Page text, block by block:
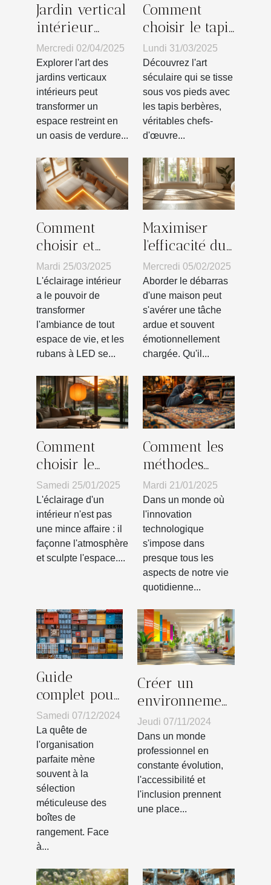
Jardin vertical
intérieur
secrets d'une
installation
réussie pour
espaces
réduits
Mercredi 02/04/2025
Explorer l'art des
jardins verticaux
intérieurs peut
transformer un
espace restreint en
un oasis de verdure...
Comment
choisir le tapis
berbère
parfait pour
votre
intérieur
Lundi 31/03/2025
Découvrez l'art
séculaire qui se tisse
sous vos pieds avec
les tapis berbères,
véritables chefs-
d'œuvre...
Comment
choisir et
installer
efficacement
des rubans à
LED pour
votre
intérieur
Mardi 25/03/2025
L'éclairage intérieur
a le pouvoir de
transformer
l'ambiance de tout
espace de vie, et les
rubans à LED se...
Maximiser
l'efficacité du
débarras de
maison avec
un service
professionnel
Mercredi 05/02/2025
Aborder le débarras
d'une maison peut
s'avérer une tâche
ardue et souvent
émotionnellement
chargée. Qu'il...
Comment
choisir le
luminaire
idéal pour
chaque pièce
de la maison
Samedi 25/01/2025
L'éclairage d'un
intérieur n'est pas
une mince affaire : il
façonne l'atmosphère
et sculpte l'espace....
Comment les
méthodes
traditionnelles
préservent la
qualité des
tapis anciens
Mardi 21/01/2025
Dans un monde où
l'innovation
technologique
s'impose dans
presque tous les
aspects de notre vie
quotidienne...
Guide
complet pour
choisir la
bonne boîte
de
rangement
selon vos
besoins
Samedi 07/12/2024
La quête de
l'organisation
parfaite mène
souvent à la
sélection
méticuleuse des
boîtes de
rangement. Face
à...
Créer un
environnement
de travail
inclusif grâce à
une
signalétique
adaptée
Jeudi 07/11/2024
Dans un monde
professionnel en
constante évolution,
l'accessibilité et
l'inclusion prennent
une place...